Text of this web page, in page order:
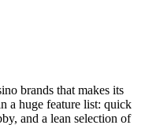
brands that makes its
a huge feature list: quick
and a lean selection of